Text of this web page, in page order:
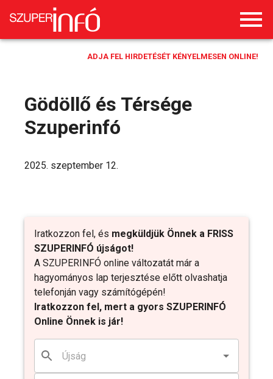
ADJA FEL HIRDETÉSÉT KÉNYELMESEN ONLINE!
Gödöllő és Térsége
Szuperinfó
Iratkozzon fel, és megküldjük Önnek a FRISS
SZUPERINFÓ újságot!
A SZUPERINFÓ online változatát már a
hagyományos lap terjesztése előtt olvashatja
telefonján vagy számítógépén!
Iratkozzon fel, mert a gyors SZUPERINFÓ
Online Önnek is jár!
2025. szeptember 12.